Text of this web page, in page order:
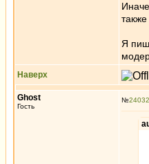
Я
Наверх
Ghost
Гость
№